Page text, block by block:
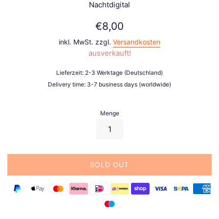
Nachtdigital
Normaler
Preis
€8,00
inkl. MwSt. zzgl. Versandkosten
ausverkauft!
Lieferzeit: 2-3 Werktage (Deutschland)
Delivery time: 3-7 business days (worldwide)
Menge
SOLD OUT